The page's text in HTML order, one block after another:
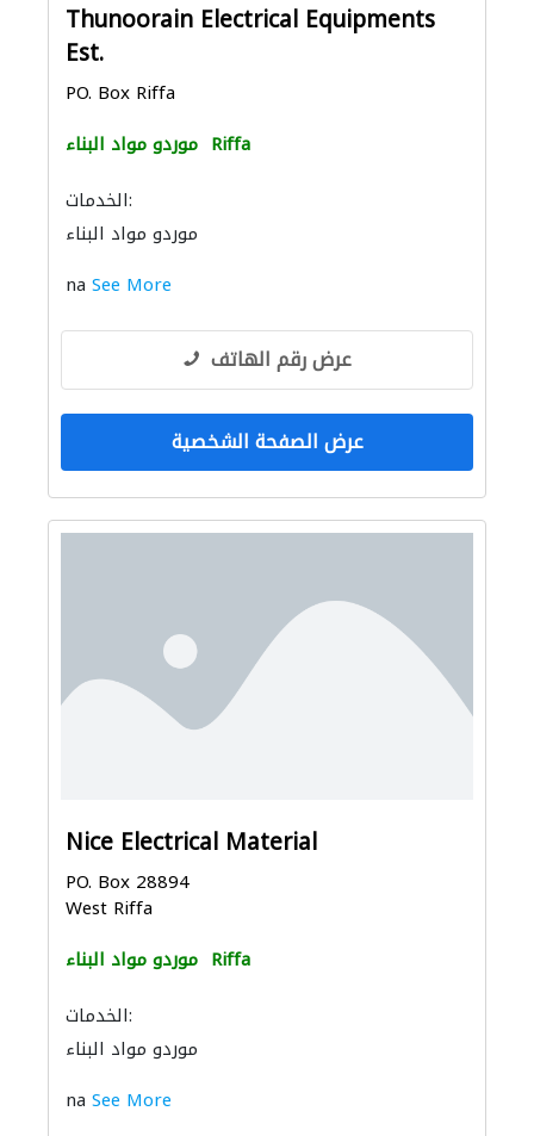
Thunoorain Electrical Equipments
Est.
PO. Box Riffa
موردو مواد البناء Riffa
الخدمات:
موردو مواد البناء
na See More
عرض رقم الهاتف
عرض الصفحة الشخصية
Nice Electrical Material
PO. Box 28894
West Riffa
موردو مواد البناء Riffa
الخدمات:
موردو مواد البناء
na See More